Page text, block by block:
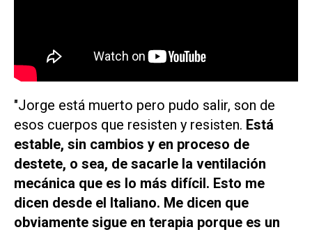
"Jorge está muerto pero pudo salir, son de
esos cuerpos que resisten y resisten. Está
estable, sin cambios y en proceso de
destete, o sea, de sacarle la ventilación
mecánica que es lo más difícil. Esto me
dicen desde el Italiano. Me dicen que
obviamente sigue en terapia porque es un